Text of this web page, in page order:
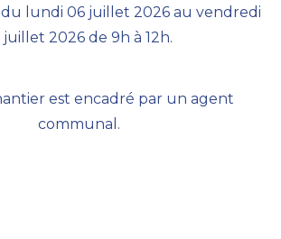
lundi 06 juillet 2026 au vendredi
juillet 2026 de 9h à 12h.
est encadré par un agent
communal.